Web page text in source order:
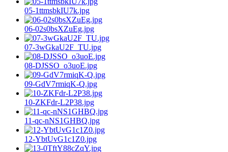
05-1ttmsbkIU7k.jpg
06-02s0bsXZuEg.jpg
07-3wGkaU2F_TU.jpg
08-DJSSO_o3uoE.jpg
09-GdV7rmiqK-Q.jpg
10-ZKFdr-L2P38.jpg
11-qc-nNS1GHBQ.jpg
12-YbtUvG1c1Z0.jpg